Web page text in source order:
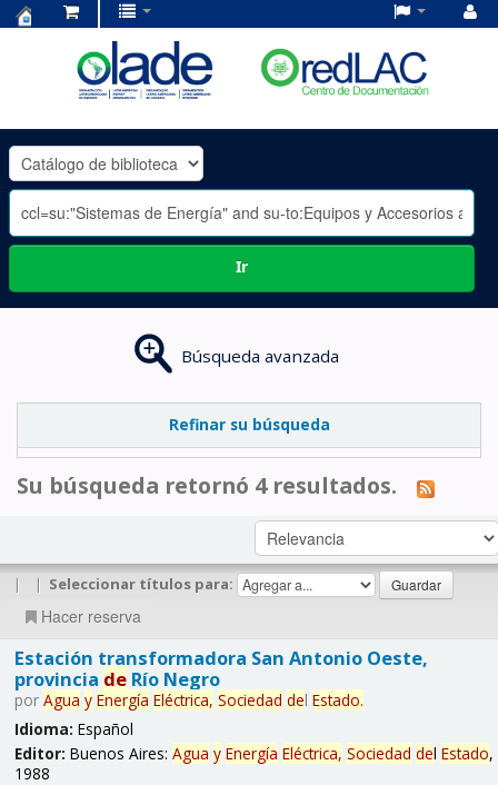
OLADE
-
Ir
Búsqueda avanzada
Refinar su búsqueda
Su búsqueda retornó 4 resultados.
| | Seleccionar títulos para:
Hacer reserva
Estación transformadora San Antonio Oeste,
provincia deRío Negro
por Agua y Energía Eléctrica, Sociedad del Estado.
Idioma: Español
Editor: Buenos Aires: Agua y Energía Eléctrica, Sociedad del Estado,
1988